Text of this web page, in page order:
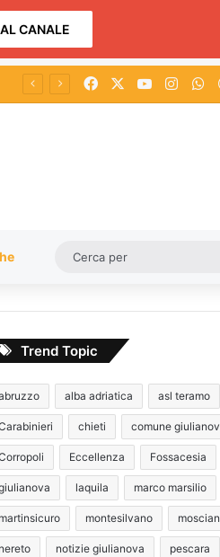
CANALE
Facebook You Tube
Trend Topic
alba adriatica asl teramo
chieti comune
Eccellenza Fossacesia
laquila marco marsilio
martinsicuro montesilvano
nereto notizie giulianova pescara